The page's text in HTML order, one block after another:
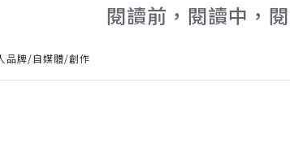
閱讀前，閱讀中，
品牌/自媒體/創作